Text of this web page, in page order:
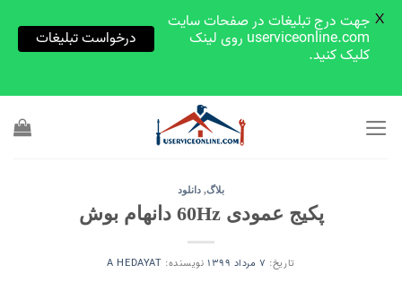
بلاگ, دانلود
پکیج عمودی 60Hz دانهام بوش
تاریخ: 7 مرداد 1399 نویسنده: A HEDAYAT
جهت درج تبلیغات در صفحات سایت
userviceonline.com روی لینک
کلیک کنید.
درخواست تبلیغات
X